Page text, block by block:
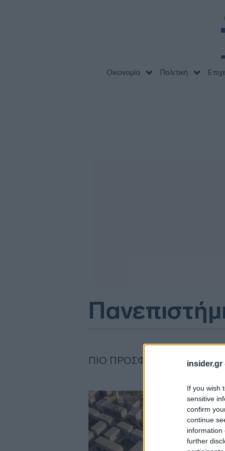
insider.gr
If you wish
sensitive
confirm
continue
information
further
Οικονομία Πολιτική
ΠΙΟ ΠΡΌΣΦΑΤΑ